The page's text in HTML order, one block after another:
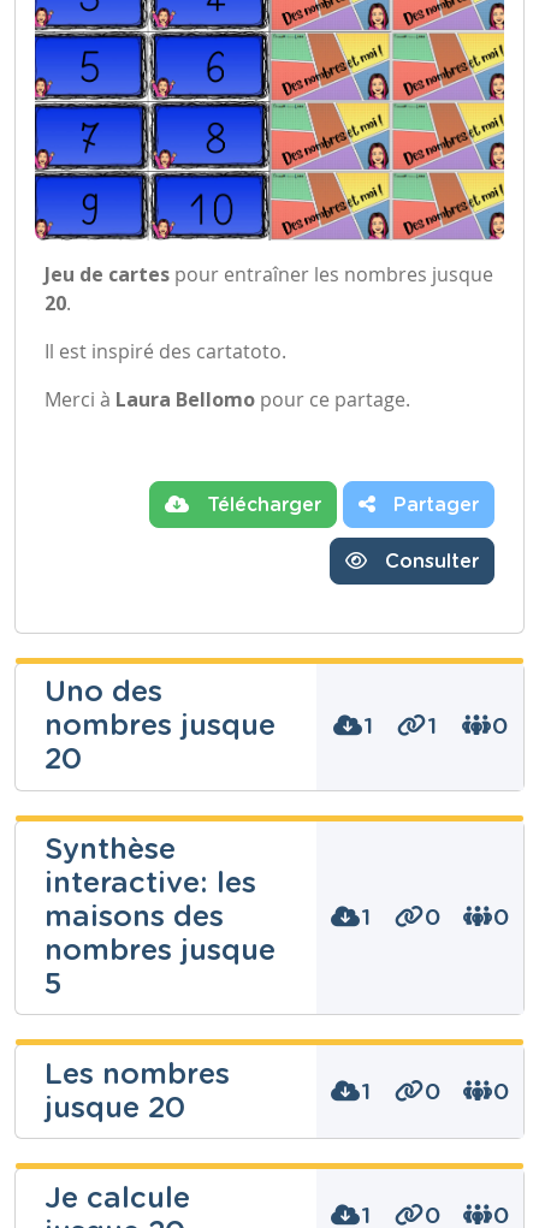
Jeu de cartes pour entraîner les nombres jusque
20.
Il est inspiré des cartatoto.
Merci à Laura Bellomo pour ce partage.
Télécharger Partager
Consulter
Uno des
nombres jusque
20
1 1 0
Céline
Brasseur
Niveau
Fondamental
Cours
Mathématiques
3 années
Tags
20, jeu, jeu de société, jeux, ludopédagogie,
manipulation, Manipuler, nombre, nombres, savoir
compter, schèmes, uno, vingt
Synthèse
interactive: les
maisons des
nombres jusque
5
1 0 0
Alexandra
Dubois
Niveau
Mathématiques
Les nombres
jusque 20
1 0 0
cristelle titeca
Je calcule
1 0 0